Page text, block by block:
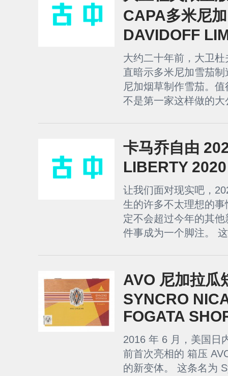
CAPA多米尼
DAVIDOFF
大约二十年前，大卫
直暗示多米尼加雪茄
尼加烟草制作雪茄。
不是第一家这样做的
卡马乔自由
LIBERTY 2020
让我们面对现实吧，
生的许多不太理想的
定不会超过今年的其
件事成为一个脚注。
AVO 尼加拉瓜
SYNCRO
FOGATA
2016 年 6 月，美国日
前首次亮相的 箱压
的新变体。 这条名为